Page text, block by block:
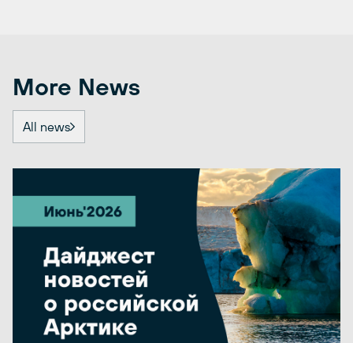
More News
All news